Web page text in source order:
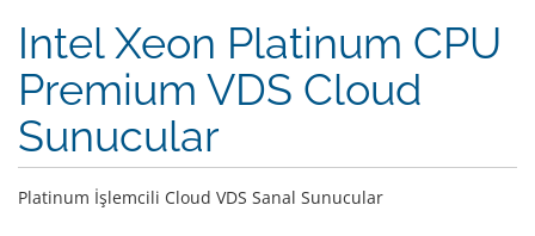
Intel Xeon Platinum CPU
Premium VDS Cloud
Sunucular
Platinum İşlemcili Cloud VDS Sanal Sunucular